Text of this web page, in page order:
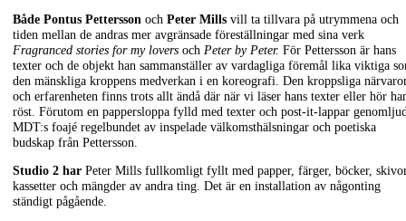
Både Pontus Pettersson och Peter Mills vill ta tillvara på utrymmena och
tiden mellan de andras mer avgränsade föreställningar med sina verk
Fragranced stories for my lovers och Peter by Peter. För Pettersson är hans
texter och de objekt han sammanställer av vardagliga föremål lika viktiga
den mänskliga kroppens medverkan i en koreografi. Den kroppsliga
och erfarenheten finns trots allt ändå där när vi läser hans texter eller hör
röst. Förutom en pappersloppa fylld med texter och post-it-lappar
MDT:s foajé regelbundet av inspelade välkomsthälsningar och poetiska
budskap från Pettersson.
Studio 2 har Peter Mills fullkomligt fyllt med papper, färger, böcker,
kassetter och mängder av andra ting. Det är en installation av någonting
ständigt pågående.